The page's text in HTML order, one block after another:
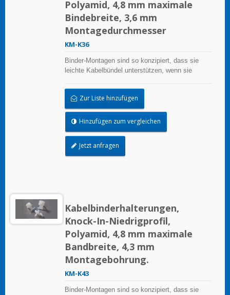
Polyamid, 4,8 mm maximale
Bindebreite, 3,6 mm
Montagedurchmesser
KM-K36
Binder-Montagen sind so konzipiert, dass sie
leichte Kabelbündel unterstützen, wenn sie
fettfreien Oberfläche angebracht werden.
Zur Liste hinzufügen
Hinzufügen zum vergleichen
Jetzt anfragen
Kabelbinderhalterungen,
Knock-In-Niedrigprofil,
Polyamid, 4,8 mm maximale
Bandbreite, 4,3 mm
Montagebohrung.
KM-K43
Binder-Montagen sind so konzipiert, dass sie